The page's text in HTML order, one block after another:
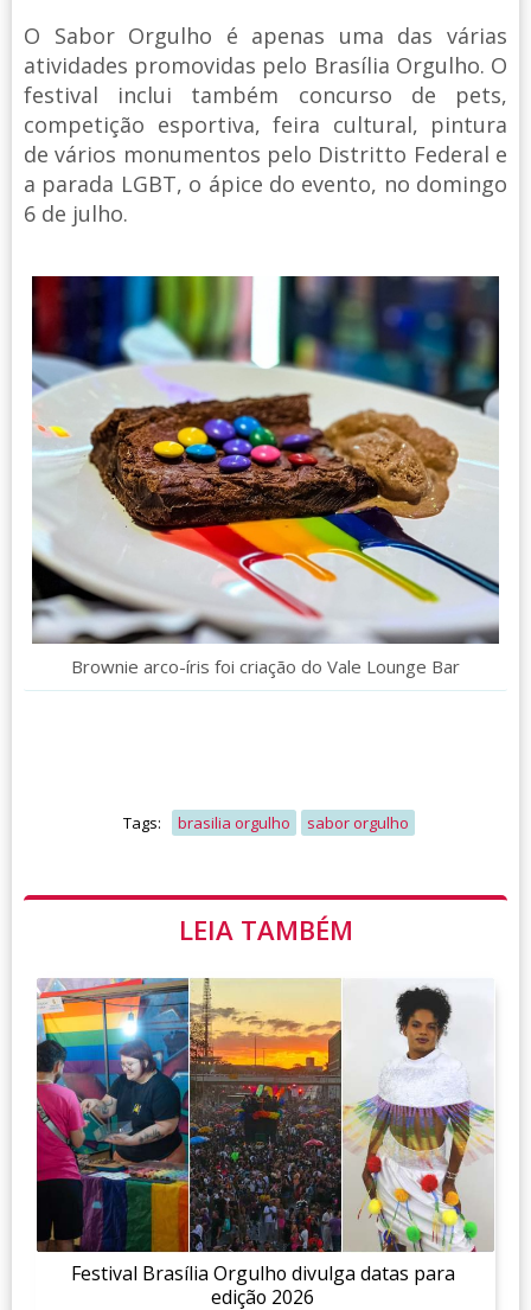
O Sabor Orgulho é apenas uma das várias
atividades promovidas pelo Brasília Orgulho. O
festival inclui também concurso de pets,
competição esportiva, feira cultural, pintura
de vários monumentos pelo Distritto Federal e
a parada LGBT, o ápice do evento, no domingo
6 de julho.
Brownie arco-íris foi criação do Vale Lounge Bar
Tags: brasilia orgulho sabor orgulho
LEIA TAMBÉM
Festival Brasília Orgulho divulga datas para
edição 2026